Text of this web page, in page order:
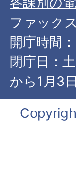
ファック
開庁時間
閉庁日：
から1月3日